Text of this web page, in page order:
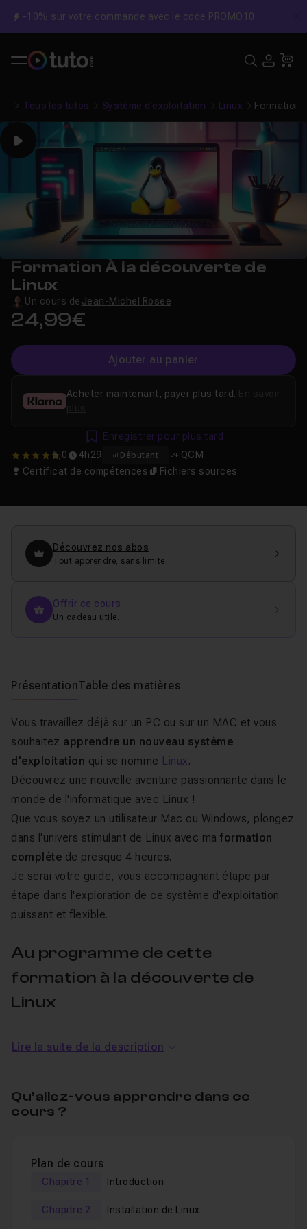
-10% sur votre commande avec le code PROMO10
Tous les tutos Système d'exploitation Linux Formation
Play
Formation À la découverte de
Linux
Un cours de Jean-Michel Rosee
24,99€
Ajouter au panier
5 5,0 4h29 Débutant
QCM
Certificat de compétences
Fichiers sources
Acheter maintenant, payer plus tard.
plus
Enregistrer pour plus tard
Découvrez nos abos
Tout apprendre, sans limite
Offrir ce cours
Un cadeau utile.
PrésentationTable des matières
Vous travaillez déjà sur un PC ou sur un MAC et vous
souhaitez apprendre un nouveau système
d'exploitation qui se nomme Linux.
Découvrez une nouvelle aventure passionnante dans le
monde de l'informatique avec Linux !
Que vous soyez un utilisateur Mac ou Windows, plongez
dans l'univers stimulant de Linux avec ma formation
complète de presque 4 heures.
Je serai votre guide, vous accompagnant étape par
étape dans l'exploration de ce système d'exploitation
puissant et flexible.
Au programme de cette
formation à la découverte de
Linux
Voici le programme et ce que vous allez apprendre :
Installation et configuration d'un logiciel de
virtualisation,
Installation d'un Linux de type Fedora, Ubuntu, Linux
systèmes (apparence, Préférences, Matériel et
Lire la suite de la description
Qu’allez-vous apprendre dans ce
cours ?
Plan de cours
Chapitre 1 Introduction
Chapitre 2 Installation de Linux